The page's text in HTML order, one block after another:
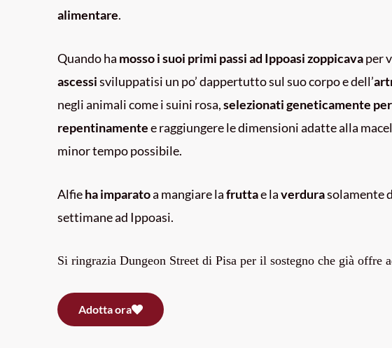
alimentare.
Quando ha mosso i suoi primi passi ad Ippoasi zoppicavaper
ascessisviluppatisi un po’ dappertutto sul suo corpo e dell’
negli animali come i suini rosa,selezionati geneticamente
repentinamentee raggiungere le dimensioni adatte alla
minor tempo possibile.
Alfieha imparatoa mangiare lafruttae laverdurasolamente
settimane ad Ippoasi.
Si ringrazia Dungeon Street di Pisa per il sostegno che già offre
Adotta ora